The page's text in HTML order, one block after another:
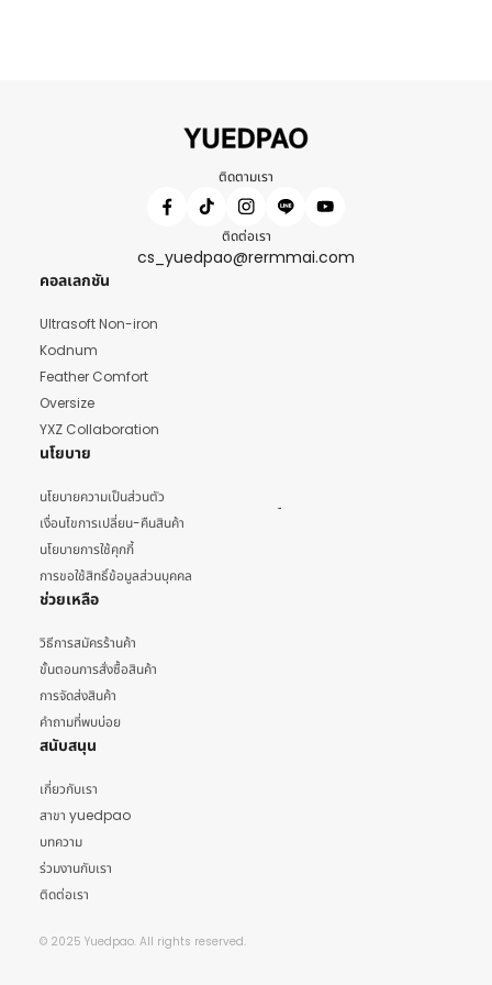
ติดตามเรา
ติดต่อเรา
cs_yuedpao@rermmai.com
คอลเลกชัน
Ultrasoft Non-iron
Kodnum
Feather Comfort
Oversize
YXZ Collaboration
นโยบาย
นโยบายความเป็นส่วนตัว
เงื่อนไขการเปลี่ยน-คืนสินค้า
นโยบายการใช้คุกกี้
การขอใช้สิทธิ์ข้อมูลส่วนบุคคล
ช่วยเหลือ
วิธีการสมัครร้านค้า
ขั้นตอนการสั่งซื้อสินค้า
การจัดส่งสินค้า
คำถามที่พบบ่อย
สนับสนุน
เกี่ยวกับเรา
สาขา yuedpao
บทความ
ร่วมงานกับเรา
ติดต่อเรา
© 2025 Yuedpao. All rights reserved.